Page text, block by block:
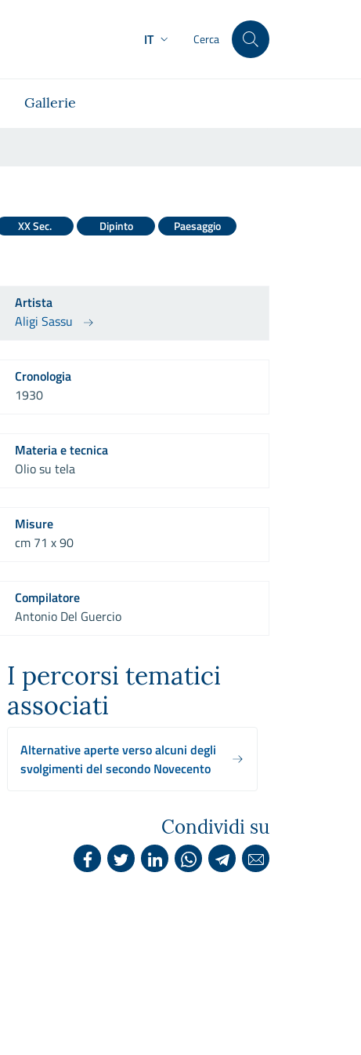
IT Cerca
Gallerie
XX Sec. Dipinto Paesaggio
Artista
Aligi Sassu
Cronologia
1930
Materia e tecnica
Olio su tela
Misure
cm 71 x 90
Compilatore
Antonio Del Guercio
I percorsi tematici
associati
Alternative aperte verso alcuni degli
svolgimenti del secondo Novecento
Condividi su